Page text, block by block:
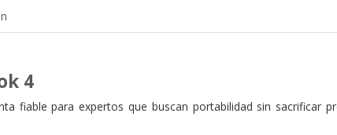
4
fiable para expertos que buscan portabilidad sin sacrificar